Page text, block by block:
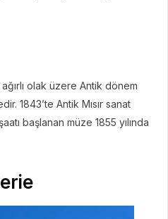
olak üzere Antik dönem
1843’te Antik Mısır sanat
başlanan müze 1855 yılında